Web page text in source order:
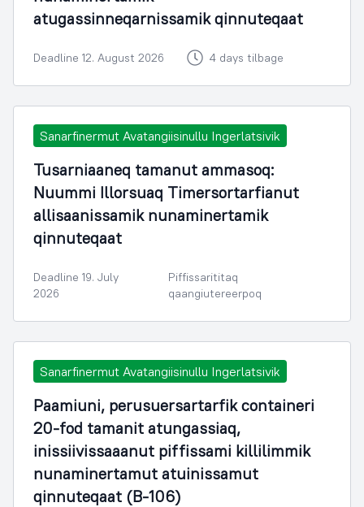
atugassinneqarnissamik qinnuteqaat
Deadline 12. August 2026 4 days tilbage
Sanarfinermut Avatangiisinullu Ingerlatsivik
Tusarniaaneq tamanut ammasoq:
Nuummi Illorsuaq Timersortarfianut
allisaanissamik nunaminertamik
qinnuteqaat
Deadline 19. July
2026
Piffissarititaq
qaangiutereerpoq
Sanarfinermut Avatangiisinullu Ingerlatsivik
Paamiuni, perusuersartarfik containeri
20-fod tamanit atungassiaq,
inissiivissaaanut piffissami killilimmik
nunaminertamut atuinissamut
qinnuteqaat (B-106)